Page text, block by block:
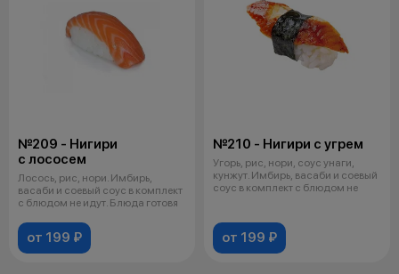
№209 - Нигири
с лососем
Лосось, рис, нори. Имбирь,
васаби и соевый соус в комплект
с блюдом не идут. Блюда готовя
от 199 ₽
№210 - Нигири с угрем
Угорь, рис, нори, соус унаги,
кунжут. Имбирь, васаби и соевый
соус в комплект с блюдом не
от 199 ₽